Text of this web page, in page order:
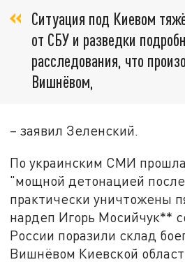
Ситуация под Киевом
от СБУ и разведки
расследования, что
Вишнёвом,
– заявил Зеленский.
По украинским СМИ
"мощной детонацией
практически уничтожены
нардеп Игорь Мосийчук**
России поразили склад
Вишнёвом Киевской